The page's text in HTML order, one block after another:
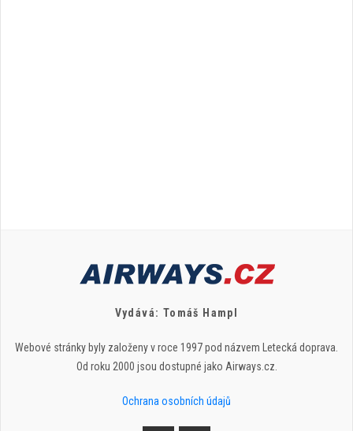
Vydává: Tomáš Hampl
Webové stránky byly založeny v roce 1997 pod názvem Letecká doprava.
Od roku 2000 jsou dostupné jako Airways.cz.
Ochrana osobních údajů